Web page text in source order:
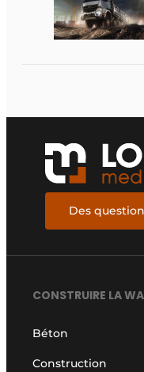
Des
CONSTRUIRE LA
Béton
Construction